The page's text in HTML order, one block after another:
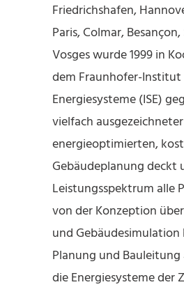
Friedrichshafen,
Paris, Colmar,
Vosges wurde 1999 in
dem Fraunhofer-Institut
Energiesysteme (ISE)
vielfach
energieoptimierten,
Gebäudeplanung deckt
Leistungsspektrum alle
von der Konzeption
und Gebäudesimulation
Planung und
die Energiesysteme der